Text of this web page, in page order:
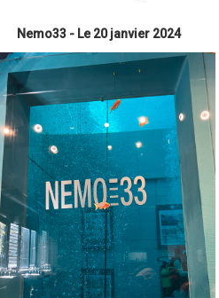
Nemo33 - Le 20 janvier 2024